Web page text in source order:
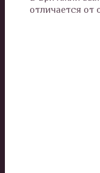
отличается от